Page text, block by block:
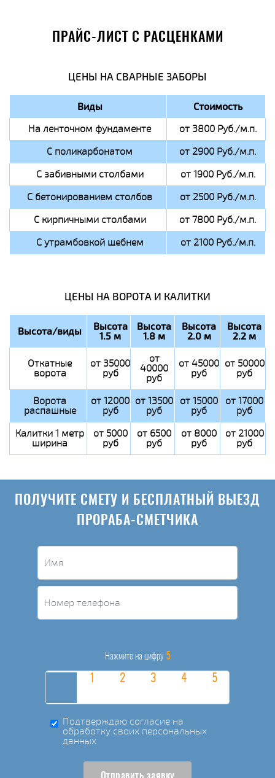
ПРАЙС-ЛИСТ С РАСЦЕНКАМИ
ЦЕНЫ НА СВАРНЫЕ ЗАБОРЫ
Виды Стоимость
На ленточном фундаменте
от 3800 Руб./м.п.
С поликарбонатом
от 2900 Руб./м.п.
С забивными столбами
от 1900 Руб./м.п.
С бетонированием столбов
от 2500 Руб./м.п.
С кирпичными столбами
от 7800 Руб./м.п.
С утрамбовкой щебнем
от 2100 Руб./м.п.
ЦЕНЫ НА ВОРОТА И КАЛИТКИ
Высота/виды Высота
1.5 м
Высота
1.8 м
Высота
2.0 м
Высота
2.2 м
Откатные
ворота
от 35000
руб
от
40000
руб
от 45000
руб
от 50000
руб
Ворота
распашные
от 12000
руб
от 13500
руб
от 15000
руб
от 17000
руб
Калитки 1 метр
ширина
от 5000
руб
от 6500
руб
от 8000
руб
от 21000
руб
ПОЛУЧИТЕ СМЕТУ И БЕСПЛАТНЫЙ ВЫЕЗД
ПРОРАБА-СМЕТЧИКА
Нажмите на цифру 5
Подтверждаю согласие на
обработку своих персональных
данных